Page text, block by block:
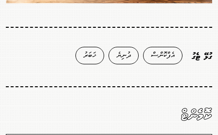
ގުޅޭ ޓެގު އެފްކޮންސް ދުނިޔެ ޚަބަރު
ކޮމެންޓް